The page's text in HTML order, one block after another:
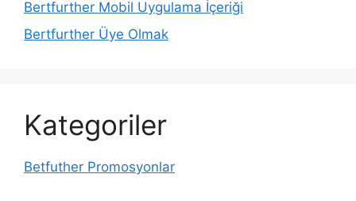
Bertfurther Mobil Uygulama İçeriği
Bertfurther Üye Olmak
Kategoriler
Betfuther Promosyonlar